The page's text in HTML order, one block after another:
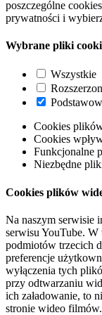
poszczególne
prywatności i
Wybrane pliki
Wszystkie
Cookies
Cookies
Funkcjonalne
Niezbędne
Cookies plików
Na naszym serwisie
serwisu YouTube.
podmiotów trzecich
preferencje
wyłączenia tych
przy odtwarzaniu
ich załadowanie, to
stronie wideo filmów.